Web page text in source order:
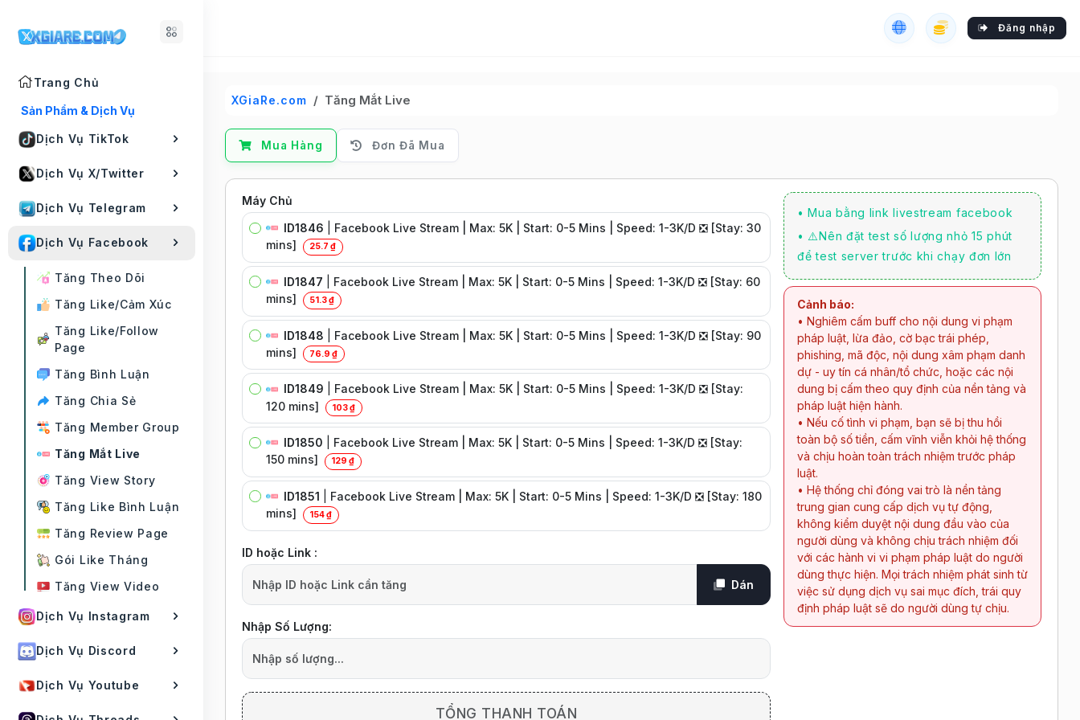
Đăng nhập
Trang Chủ
Sản Phẩm & Dịch Vụ
Dịch Vụ TikTok
Dịch Vụ X/Twitter
Dịch Vụ Telegram
Dịch Vụ Facebook
Tăng Theo Dõi
Tăng Like/Cảm Xúc
Tăng Like/Follow
Page
Tăng Bình Luận
Tăng Chia Sẻ
Tăng Member Group
Tăng Mắt Live
Tăng View Story
Tăng Like Bình Luận
Tăng Review Page
Gói Like Tháng
Tăng View Video
Dịch Vụ Instagram
Dịch Vụ Discord
Dịch Vụ Youtube
XGiaRe.com Tăng Mắt Live
Mua Hàng Đơn Đã Mua
Máy Chủ
ID1846
Facebook Live Stream | Max: 5K | Start: 0-5 Mins | Speed: 1-3K/D ❎ [Stay: 30
mins]
25.7 ₫
ID1847
Facebook Live Stream | Max: 5K | Start: 0-5 Mins | Speed: 1-3K/D ❎ [Stay: 60
mins]
51.3 ₫
ID1848
Facebook Live Stream | Max: 5K | Start: 0-5 Mins | Speed: 1-3K/D ❎ [Stay: 90
mins]
76.9 ₫
ID1849
Facebook Live Stream | Max: 5K | Start: 0-5 Mins | Speed: 1-3K/D ❎ [Stay:
120 mins]
103 ₫
ID1850
Facebook Live Stream | Max: 5K | Start: 0-5 Mins | Speed: 1-3K/D ❎ [Stay:
150 mins]
129 ₫
ID1851
Facebook Live Stream | Max: 5K | Start: 0-5 Mins | Speed: 1-3K/D ❎ [Stay: 180
mins]
154 ₫
ID hoặc Link :
Dán
Nhập Số Lượng:
TỔNG THANH TOÁN
• Mua bằng link livestream facebook
• ⚠️Nên đặt test số lượng nhỏ 15 phút
để test server trước khi chạy đơn lớn
Cảnh báo:
• Nghiêm cấm buff cho nội dung vi phạm
pháp luật, lừa đảo, cờ bạc trái phép,
phishing, mã độc, nội dung xâm phạm danh
dự - uy tín cá nhân/tổ chức, hoặc các nội
dung bị cấm theo quy định của nền tảng và
pháp luật hiện hành.
• Nếu cố tình vi phạm, bạn sẽ bị thu hồi
toàn bộ số tiền, cấm vĩnh viễn khỏi hệ thống
và chịu hoàn toàn trách nhiệm trước pháp
luật.
• Hệ thống chỉ đóng vai trò là nền tảng
trung gian cung cấp dịch vụ tự động,
không kiểm duyệt nội dung đầu vào của
người dùng và không chịu trách nhiệm đối
với các hành vi vi phạm pháp luật do người
dùng thực hiện. Mọi trách nhiệm phát sinh từ
việc sử dụng dịch vụ sai mục đích, trái quy
định pháp luật sẽ do người dùng tự chịu.